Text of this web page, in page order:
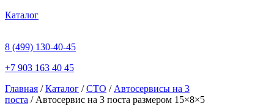
Каталог
8 (499) 130-40-45
+7 903 163 40 45
Главная /Каталог /СТО / Автосервисы на 3
поста / Автосервис на 3 поста размером 15×8×5